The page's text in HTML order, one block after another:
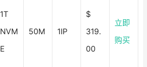
1T
NVM
E
50M 1IP
$
319.
00
立即
购买